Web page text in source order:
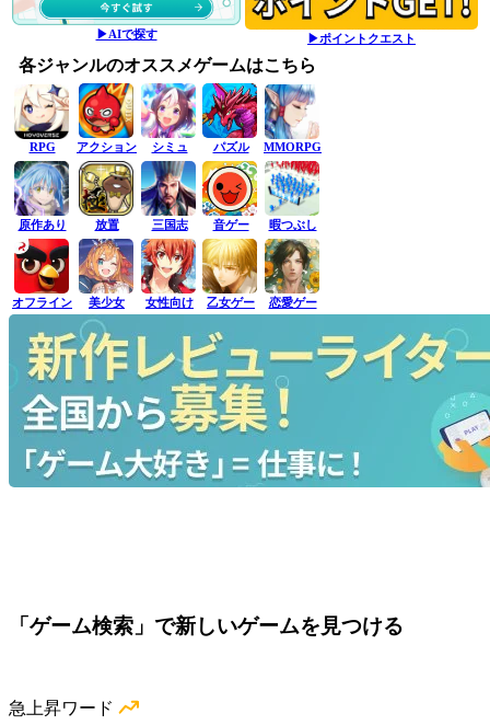
▶AIで探す ▶ポイントクエスト
各ジャンルのオススメゲームはこちら
RPG アクション シミュ パズル MMORPG
原作あり 放置 三国志 音ゲー 暇つぶし
オフライン 美少女 女性向け 乙女ゲー 恋愛ゲー
「ゲーム検索」で新しいゲームを見つける
急上昇ワード